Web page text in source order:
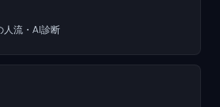
人流・AI診断